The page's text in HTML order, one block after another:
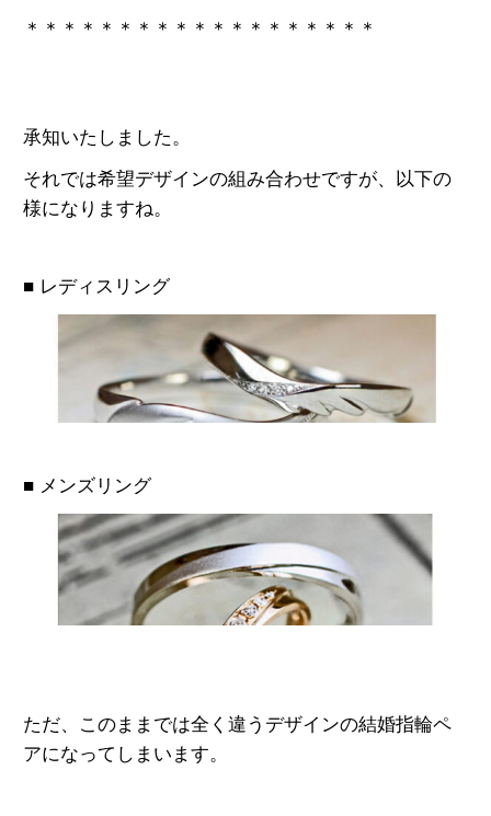
＊＊＊＊＊＊＊＊＊＊＊＊＊＊＊＊＊＊＊
承知いたしました。
それでは希望デザインの組み合わせですが、以下の
様になりますね。
■ レディスリング
■ メンズリング
ただ、このままでは全く違うデザインの結婚指輪ペ
アになってしまいます。